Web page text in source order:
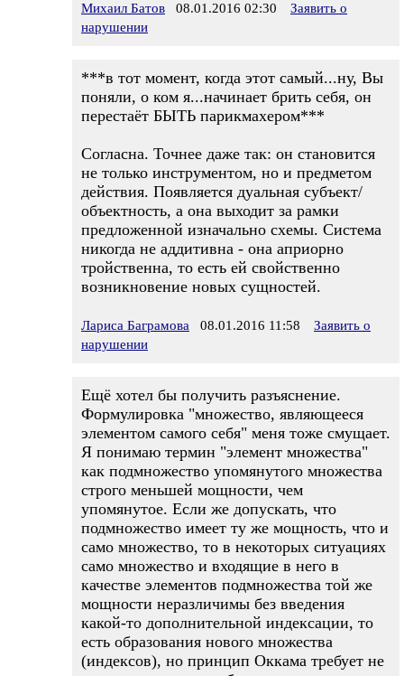
Михаил Батов 08.01.2016 02:30
Заявить о
нарушении
***в тот момент, когда этот самый...ну, Вы
поняли, о ком я...начинает брить себя, он
перестаёт БЫТЬ парикмахером***
Согласна. Точнее даже так: он становится
не только инструментом, но и предметом
действия. Появляется дуальная субъект/
объектность, а она выходит за рамки
предложенной изначально схемы. Система
никогда не аддитивна - она априорно
тройственна, то есть ей свойственно
возникновение новых сущностей.
Лариса Баграмова 08.01.2016 11:58
Заявить о
нарушении
Ещё хотел бы получить разъяснение.
Формулировка "множество, являющееся
элементом самого себя" меня тоже смущает.
Я понимаю термин "элемент множества"
как подмножество упомянутого множества
строго меньшей мощности, чем
упомянутое. Если же допускать, что
подмножество имеет ту же мощность, что и
само множество, то в некоторых ситуациях
само множество и входящие в него в
качестве элементов подмножества той же
мощности неразличимы без введения
какой-то дополнительной индексации, то
есть образования нового множества
(индексов), но принцип Оккама требует не